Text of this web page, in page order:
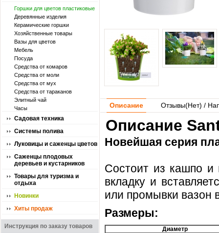
Горшки для цветов пластиковые
Деревянные изделия
Керамические горшки
Хозяйственные товары
Вазы для цветов
Мебель
Посуда
Средства от комаров
Средства от моли
Средства от мух
Средства от тараканов
Элитный чай
Часы
Садовая техника
Системы полива
Луковицы и саженцы цветов
Саженцы плодовых
деревьев и кустарников
Товары для туризма и
отдыха
Новинки
Хиты продаж
Инструкция по заказу товаров
Описание Отзывы(Нет) /
Описание
Новейшая серия
Состоит из кашпо и
вкладку и
или промывки вазон
Размеры:
Диаметр